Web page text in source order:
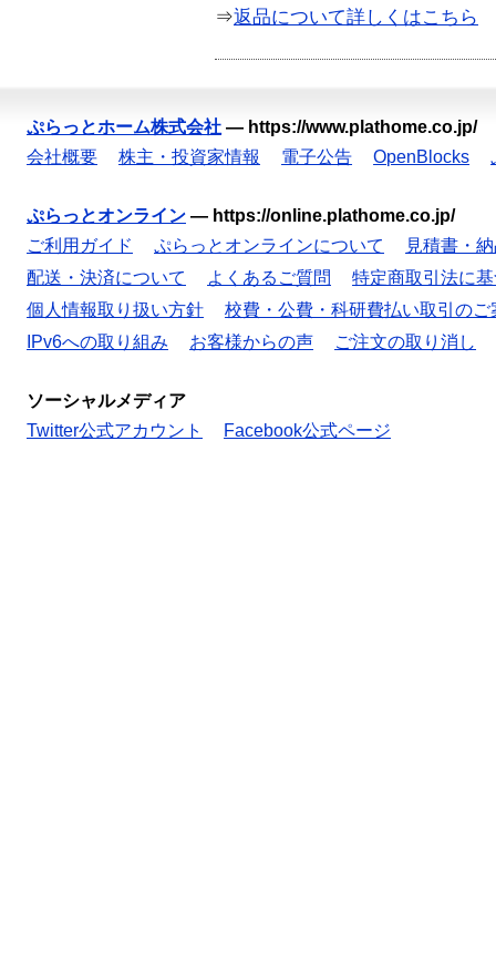
⇒返品について詳しくはこちら
ぷらっとホーム株式会社 — https://www.plathome.co.jp/
会社概要
株主・投資家情報 電子公告 OpenBlocks
ぷらっとオンライン — https://online.plathome.co.jp/
ご利用ガイド
ぷらっとオンラインについて
見積書・
配送・決済について
よくあるご質問
特定商取引法に
個人情報取り扱い方針
校費・公費・科研費払い取引のご
IPv6への取り組み
お客様からの声 ご注文の取り消し
ソーシャルメディア
Twitter公式アカウント
Facebook公式ページ